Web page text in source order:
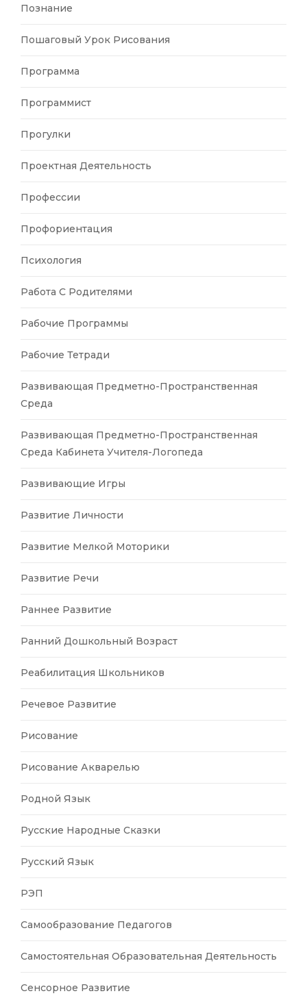
Познание
Пошаговый Урок Рисования
Программа
Программист
Прогулки
Проектная Деятельность
Профессии
Профориентация
Психология
Работа С Родителями
Рабочие Программы
Рабочие Тетради
Развивающая Предметно-Пространственная
Среда
Развивающая Предметно-Пространственная
Среда Кабинета Учителя-Логопеда
Развивающие Игры
Развитие Личности
Развитие Мелкой Моторики
Развитие Речи
Раннее Развитие
Ранний Дошкольный Возраст
Реабилитация Школьников
Речевое Развитие
Рисование
Рисование Акварелью
Родной Язык
Русские Народные Сказки
Русский Язык
РЭП
Самообразование Педагогов
Самостоятельная Образовательная Деятельность
Сенсорное Развитие